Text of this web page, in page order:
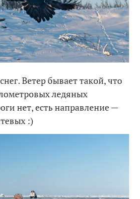
Ветер бывает такой, что
ледяных
нет, есть направление —
:)